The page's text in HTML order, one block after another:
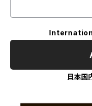
日本国